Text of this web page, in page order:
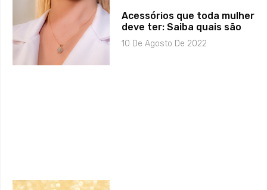
Acessórios que toda mulher
deve ter: Saiba quais são
10 De Agosto De 2022